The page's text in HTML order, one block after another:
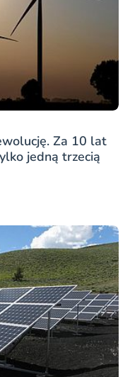
Za 10 lat
jedną trzecią